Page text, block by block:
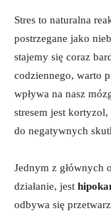
Stres to naturalna
postrzegane jako
stajemy się coraz
codziennego, warto
wpływa na nasz
stresem jest
do negatywnych
Jednym z głównych
działanie, jest
odbywa się